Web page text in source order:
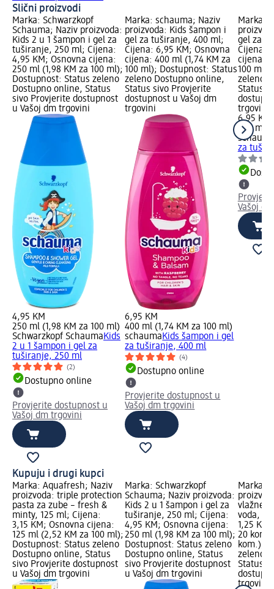
Slični proizvodi
Marka: Schwarzkopf
Schauma; Naziv proizvoda:
Kids 2 u 1 šampon i gel za
tuširanje, 250 ml; Cijena:
4,95 KM; Osnovna cijena:
250 ml (1,98 KM za 100 ml);
Dostupnost: Status zeleno
Dostupno online, Status
sivo Provjerite dostupnost
u Vašoj dm trgovini
4,95 KM
250 ml (1,98 KM za 100 ml)
Schwarzkopf SchaumaKids
2 u 1 šampon i gel za
tuširanje, 250 ml
(2)
Dostupno online
Provjerite dostupnost u
Vašoj dm trgovini
Marka: schauma; Naziv
proizvoda: Kids šampon i
gel za tuširanje, 400 ml;
Cijena: 6,95 KM; Osnovna
cijena: 400 ml (1,74 KM za
100 ml); Dostupnost: Status
zeleno Dostupno online,
Status sivo Provjerite
dostupnost u Vašoj dm
trgovini
6,95 KM
400 ml (1,74 KM za 100 ml)
schaumaKids šampon i gel
za tuširanje, 400 ml
(4)
Dostupno online
Provjerite dostupnost u
Vašoj dm trgovini
Marka:
gel za
Cijena:
cijena:
100 ml);
zeleno
Status
trgovini
6,95 KM
400 ml
za
Vašoj
Kupuju i drugi kupci
Marka: Aquafresh; Naziv
proizvoda: triple protection
pasta za zube – fresh &
minty, 125 ml; Cijena:
3,15 KM; Osnovna cijena:
125 ml (2,52 KM za 100 ml);
Dostupnost: Status zeleno
Dostupno online, Status
sivo Provjerite dostupnost
u Vašoj dm trgovini
Marka: Schwarzkopf
Schauma; Naziv proizvoda:
Kids 2 u 1 šampon i gel za
tuširanje, 250 ml; Cijena:
4,95 KM; Osnovna cijena:
250 ml (1,98 KM za 100 ml);
Dostupnost: Status zeleno
Dostupno online, Status
sivo Provjerite dostupnost
u Vašoj dm trgovini
Marka:
vlažne
voda,
1,25
20 kom.
kom.);
zeleno
Status
trgovini